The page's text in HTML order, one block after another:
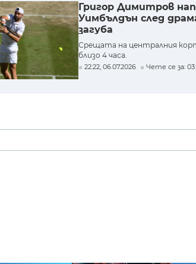
Григор Димитров
Уимбълдън след
загуба
Срещата на централния
близо 4 часа.
22:22, 06.07.2026 Чете се за: